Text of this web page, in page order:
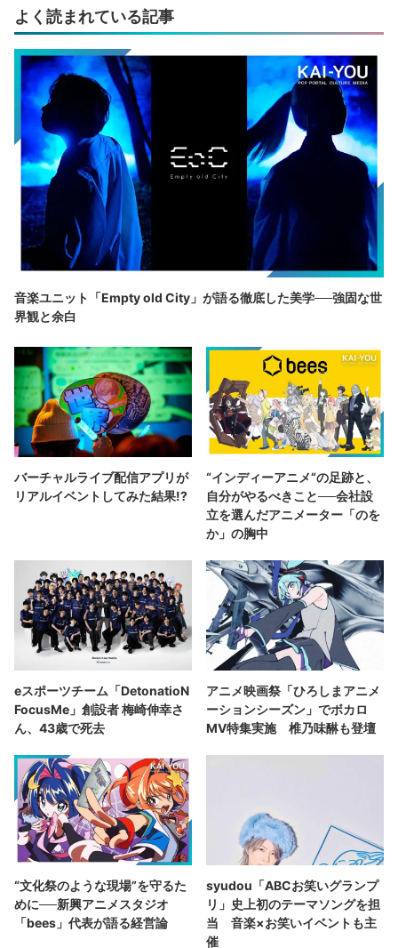
よく読まれている記事
音楽ユニット「Empty old City」が語る徹底した美学──強固な世
界観と余白
バーチャルライブ配信アプリが
リアルイベントしてみた結果!?
“インディーアニメ“の足跡と、
自分がやるべきこと──会社設
立を選んだアニメーター「のを
か」の胸中
eスポーツチーム「DetonatioN
FocusMe」創設者 梅崎伸幸さ
ん、43歳で死去
アニメ映画祭「ひろしまアニメ
ーションシーズン」でボカロ
MV特集実施 椎乃味醂も登壇
“文化祭のような現場”を守るた
めに──新興アニメスタジオ
「bees」代表が語る経営論
syudou「ABCお笑いグランプ
リ」史上初のテーマソングを担
当 音楽×お笑いイベントも主
催